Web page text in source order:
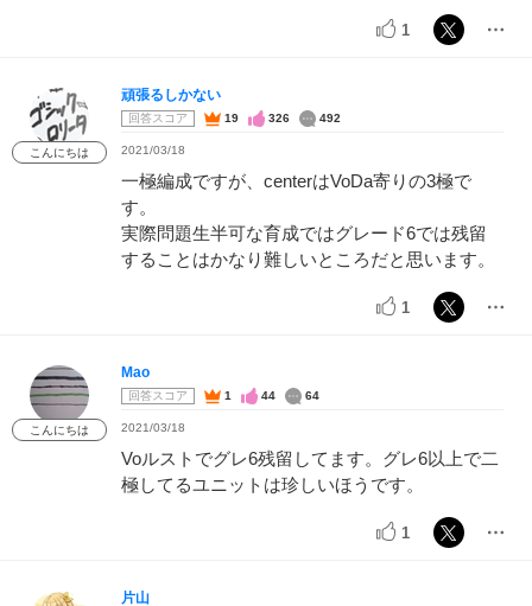
1
こんにちは
頑張るしかない
回答スコア 19 326 492
2021/03/18
一極編成ですが、centerはVoDa寄りの3極で
す。
実際問題生半可な育成ではグレード6では残留
することはかなり難しいところだと思います。
1
こんにちは
Mao
回答スコア 1 44 64
2021/03/18
Voルストでグレ6残留してます。グレ6以上で二
極してるユニットは珍しいほうです。
1
片山